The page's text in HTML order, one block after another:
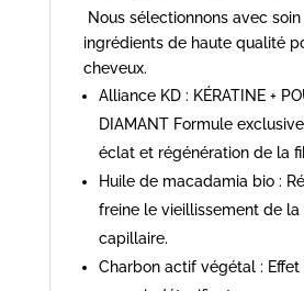
Nous sélectionnons avec
ingrédients de haute qualité
cheveux.
Alliance KD : KÉRATINE +
DIAMANT Formule
éclat et régénération de la
Huile de macadamia bio :
freine le vieillissement de la
capillaire.
Charbon actif végétal :